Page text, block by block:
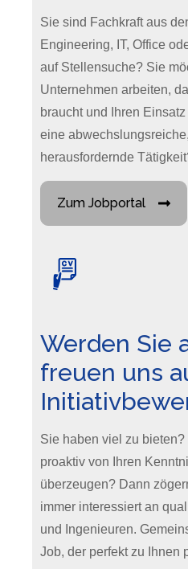
Sie sind Fachkraft aus
Engineering, IT, Office
auf Stellensuche? Sie
Unternehmen arbeiten,
braucht und Ihren
eine
herausfordernde
Zum Jobportal
Werden Sie
freuen uns
Sie haben viel zu
proaktiv von Ihren
überzeugen? Dann
immer interessiert an
und Ingenieuren.
Job, der perfekt zu Ihnen